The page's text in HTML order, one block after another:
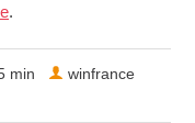
.
min
winfrance